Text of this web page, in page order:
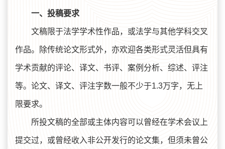
一、投稿要求
文稿限于法学学术性作品，或法学与其他学科交叉
作品。除传统论文形式外，亦欢迎各类形式灵活但具有
学术贡献的评论、译文、书评、案例分析、综述、评注
等。论文、译文、评注字数一般不少于1.3万字，无上
限要求。
所投文稿的全部或主体内容可以曾经在学术会议上
提交过，或曾经收入非公开发行的论文集，但须未曾公